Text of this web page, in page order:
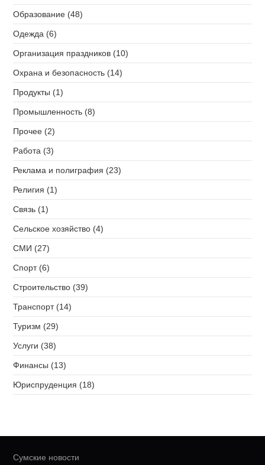
Образование (48)
Одежда (6)
Организация праздников (10)
Охрана и безопасность (14)
Продукты (1)
Промышленность (8)
Прочее (2)
Работа (3)
Реклама и полиграфия (23)
Религия (1)
Связь (1)
Сельское хозяйство (4)
СМИ (27)
Спорт (6)
Строительство (39)
Транспорт (14)
Туризм (29)
Услуги (38)
Финансы (13)
Юриспруденция (18)
Сумские новости